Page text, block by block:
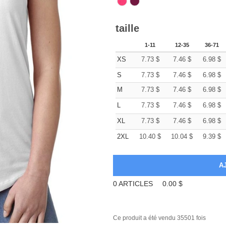
taille
1-11 12-35 36-71
XS 7.73 $ 7.46 $ 6.98 $
S 7.73 $ 7.46 $ 6.98 $
M
7.73 $ 7.46 $ 6.98 $
L 7.73 $ 7.46 $ 6.98 $
XL 7.73 $ 7.46 $ 6.98 $
2XL 10.40 $ 10.04 $ 9.39 $
0ARTICLES 0.00 $
Ce produit a été vendu 35501 fois